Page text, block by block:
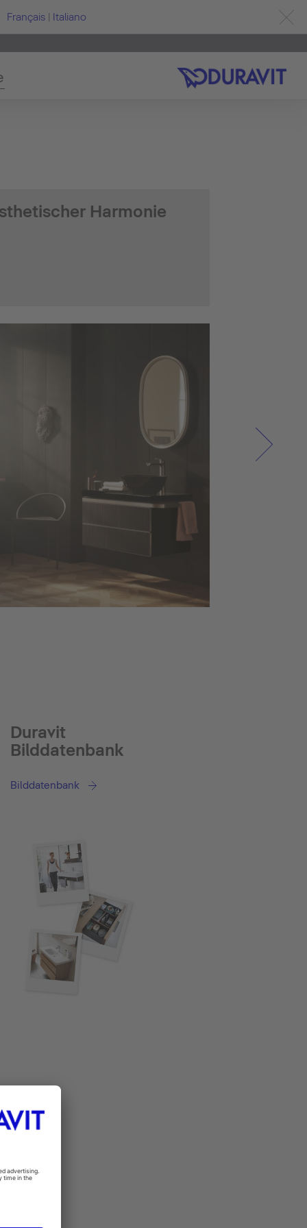
Français | Italiano
Harmonie
Duravit
Bilddatenbank
Bilddatenbank